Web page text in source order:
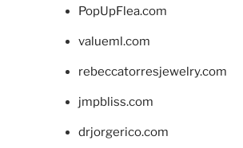
PopUpFlea.com
valueml.com
rebeccatorresjewelry.com
jmpbliss.com
drjorgerico.com